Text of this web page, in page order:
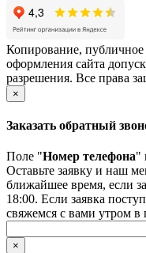
Копирование, публичное
оформления сайта
разрешения. Все права
×
Заказать обратный
Поле "Номер телефона"
Оставьте заявку и наш
ближайшее время, если
18:00. Если заявка
свяжемся с вами утром в
×